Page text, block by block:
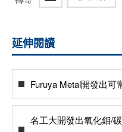
延伸閱讀
Furuya Metal開發出可
名工大開發出氧化鉬/